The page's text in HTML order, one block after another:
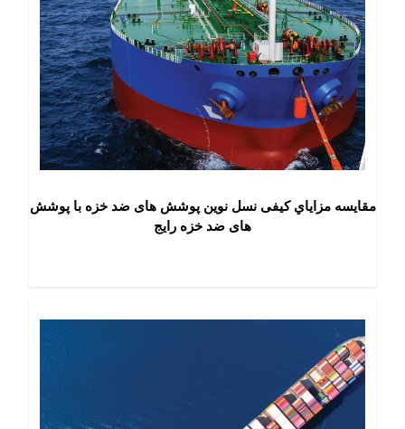
مقایسه مزاياي کیفی نسل نوین پوشش های ضد خزه با پوشش
های ضد خزه رایج